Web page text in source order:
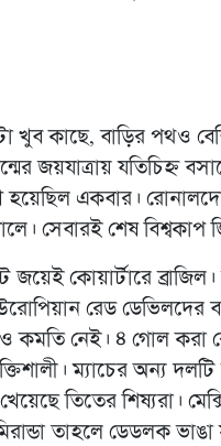
খুব কাছে, বাড়ির পথও
জয়যাত্রায় যতিচিহ্ন
হয়েছিল একবার।
সেবারই শেষ বিশ্বকাপ
জয়েই কোয়ার্টারে
রেড ডেভিলদের
নেই। ৪ গোল করা
ম্যাচের অন্য
তিতের শিষ্যরা।
তাহলে ডেডলক ভাঙা